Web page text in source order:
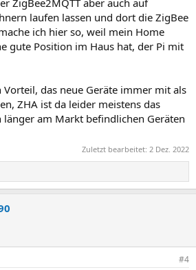
laufen lassen und dort die ZigBee
ich hier so, weil mein Home
gute Position im Haus hat, der Pi mit
Vorteil, das neue Geräte immer mit als
ZHA ist da leider meistens das
länger am Markt befindlichen Geräten
Zuletzt bearbeitet: 2 Dez. 2022
#4